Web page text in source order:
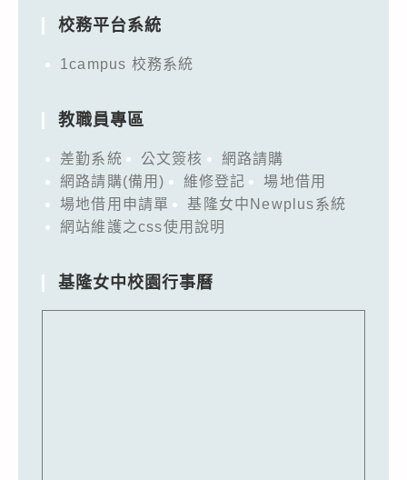
校務平台系統
1campus 校務系統
教職員專區
差勤系統 公文簽核
網路請購
網路請購(備用)
維修登記
場地借用
場地借用申請單
基隆女中Newplus系統
網站維護之css使用說明
基隆女中校園行事曆